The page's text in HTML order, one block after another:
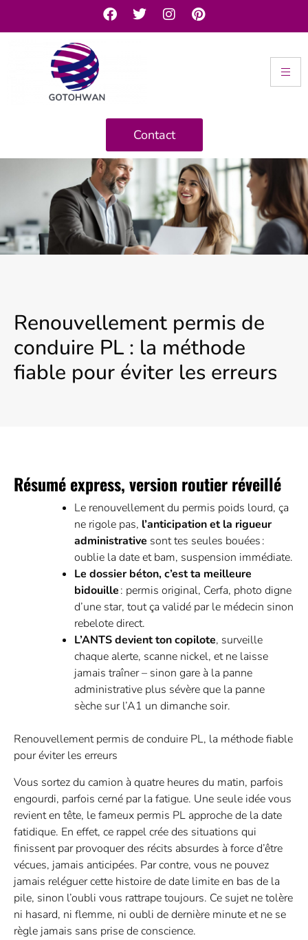
Contact
Renouvellement permis de
conduire PL : la méthode
fiable pour éviter les erreurs
Résumé express, version routier réveillé
Le renouvellement du permis poids lourd, ça
ne rigole pas, l’anticipation et la rigueur
administrative sont tes seules bouées :
oublie la date et bam, suspension immédiate.
Le dossier béton, c’est ta meilleure
bidouille: permis original, Cerfa, photo digne
d’une star, tout ça validé par le médecin sinon
rebelote direct.
L’ANTS devient ton copilote, surveille
chaque alerte, scanne nickel, et ne laisse
jamais traîner – sinon gare à la panne
administrative plus sévère que la panne
sèche sur l’A1 un dimanche soir.
Renouvellement permis de conduire PL, la méthode fiable
pour éviter les erreurs
Vous sortez du camion à quatre heures du matin, parfois
engourdi, parfois cerné par la fatigue. Une seule idée vous
revient en tête, le fameux permis PL approche de la date
fatidique. En effet, ce rappel crée des situations qui
finissent par provoquer des récits absurdes à force d’être
vécues, jamais anticipées. Par contre, vous ne pouvez
jamais reléguer cette histoire de date limite en bas de la
pile, sinon l’oubli vous rattrape toujours. Ce sujet ne tolère
ni hasard, ni flemme, ni oubli de dernière minute et ne se
règle jamais sans prise de conscience.